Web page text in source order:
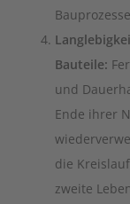
Bauteile:
und
Ende ihrer
die
zweite